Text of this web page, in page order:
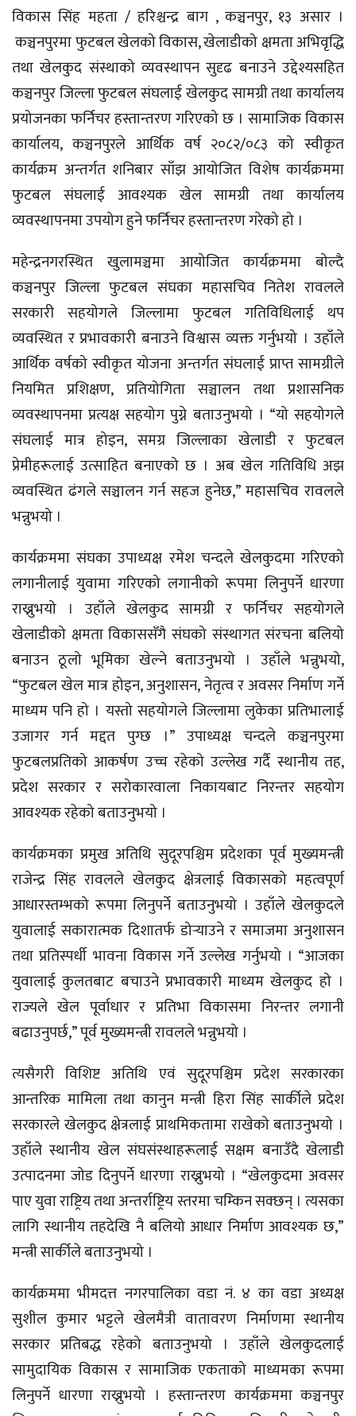
विकास सिंह महता / हरिश्चन्द्र बाग , कञ्चनपुर, १३ असार ।
कञ्चनपुरमा फुटबल खेलको विकास, खेलाडीको क्षमता अभिवृद्धि
तथा खेलकुद संस्थाको व्यवस्थापन सुदृढ बनाउने उद्देश्यसहित
कञ्चनपुर जिल्ला फुटबल संघलाई खेलकुद सामग्री तथा कार्यालय
प्रयोजनका फर्निचर हस्तान्तरण गरिएको छ । सामाजिक विकास
कार्यालय, कञ्चनपुरले आर्थिक वर्ष २०८२/०८३ को स्वीकृत
कार्यक्रम अन्तर्गत शनिबार साँझ आयोजित विशेष कार्यक्रममा
फुटबल संघलाई आवश्यक खेल सामग्री तथा कार्यालय
व्यवस्थापनमा उपयोग हुने फर्निचर हस्तान्तरण गरेको हो ।
महेन्द्रनगरस्थित खुलामञ्चमा आयोजित कार्यक्रममा बोल्दै
कञ्चनपुर जिल्ला फुटबल संघका महासचिव नितेश रावलले
सरकारी सहयोगले जिल्लामा फुटबल गतिविधिलाई थप
व्यवस्थित र प्रभावकारी बनाउने विश्वास व्यक्त गर्नुभयो । उहाँले
आर्थिक वर्षको स्वीकृत योजना अन्तर्गत संघलाई प्राप्त सामग्रीले
नियमित प्रशिक्षण, प्रतियोगिता सञ्चालन तथा प्रशासनिक
व्यवस्थापनमा प्रत्यक्ष सहयोग पुग्ने बताउनुभयो । “यो सहयोगले
संघलाई मात्र होइन, समग्र जिल्लाका खेलाडी र फुटबल
प्रेमीहरूलाई उत्साहित बनाएको छ । अब खेल गतिविधि अझ
व्यवस्थित ढंगले सञ्चालन गर्न सहज हुनेछ,” महासचिव रावलले
भन्नुभयो ।
कार्यक्रममा संघका उपाध्यक्ष रमेश चन्दले खेलकुदमा गरिएको
लगानीलाई युवामा गरिएको लगानीको रूपमा लिनुपर्ने धारणा
राख्नुभयो । उहाँले खेलकुद सामग्री र फर्निचर सहयोगले
खेलाडीको क्षमता विकाससँगै संघको संस्थागत संरचना बलियो
बनाउन ठूलो भूमिका खेल्ने बताउनुभयो । उहाँले भन्नुभयो,
“फुटबल खेल मात्र होइन, अनुशासन, नेतृत्व र अवसर निर्माण गर्ने
माध्यम पनि हो । यस्तो सहयोगले जिल्लामा लुकेका प्रतिभालाई
उजागर गर्न मद्दत पुग्छ ।” उपाध्यक्ष चन्दले कञ्चनपुरमा
फुटबलप्रतिको आकर्षण उच्च रहेको उल्लेख गर्दै स्थानीय तह,
प्रदेश सरकार र सरोकारवाला निकायबाट निरन्तर सहयोग
आवश्यक रहेको बताउनुभयो ।
कार्यक्रमका प्रमुख अतिथि सुदूरपश्चिम प्रदेशका पूर्व मुख्यमन्त्री
राजेन्द्र सिंह रावलले खेलकुद क्षेत्रलाई विकासको महत्वपूर्ण
आधारस्तम्भको रूपमा लिनुपर्ने बताउनुभयो । उहाँले खेलकुदले
युवालाई सकारात्मक दिशातर्फ डोर्‍याउने र समाजमा अनुशासन
तथा प्रतिस्पर्धी भावना विकास गर्ने उल्लेख गर्नुभयो । “आजका
युवालाई कुलतबाट बचाउने प्रभावकारी माध्यम खेलकुद हो ।
राज्यले खेल पूर्वाधार र प्रतिभा विकासमा निरन्तर लगानी
बढाउनुपर्छ,” पूर्व मुख्यमन्त्री रावलले भन्नुभयो ।
त्यसैगरी विशिष्ट अतिथि एवं सुदूरपश्चिम प्रदेश सरकारका
आन्तरिक मामिला तथा कानुन मन्त्री हिरा सिंह सार्कीले प्रदेश
सरकारले खेलकुद क्षेत्रलाई प्राथमिकतामा राखेको बताउनुभयो ।
उहाँले स्थानीय खेल संघसंस्थाहरूलाई सक्षम बनाउँदै खेलाडी
उत्पादनमा जोड दिनुपर्ने धारणा राख्नुभयो । “खेलकुदमा अवसर
पाए युवा राष्ट्रिय तथा अन्तर्राष्ट्रिय स्तरमा चम्किन सक्छन् । त्यसका
लागि स्थानीय तहदेखि नै बलियो आधार निर्माण आवश्यक छ,”
मन्त्री सार्कीले बताउनुभयो ।
कार्यक्रममा भीमदत्त नगरपालिका वडा नं. ४ का वडा अध्यक्ष
सुशील कुमार भट्टले खेलमैत्री वातावरण निर्माणमा स्थानीय
सरकार प्रतिबद्ध रहेको बताउनुभयो । उहाँले खेलकुदलाई
सामुदायिक विकास र सामाजिक एकताको माध्यमका रूपमा
लिनुपर्ने धारणा राख्नुभयो । हस्तान्तरण कार्यक्रममा कञ्चनपुर